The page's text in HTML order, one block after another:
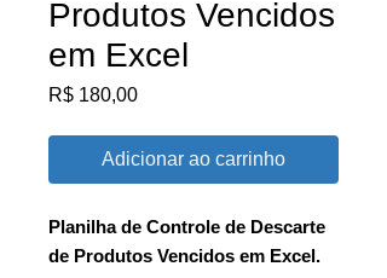
Produtos Vencidos
em Excel
R$ 180,00Preço
Adicionar ao carrinho
Planilha de Controle de Descarte
de Produtos Vencidos em Excel.